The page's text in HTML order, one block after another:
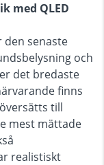
med QLED
den senaste
och
det bredaste
finns
till
mest mättade
realistiskt